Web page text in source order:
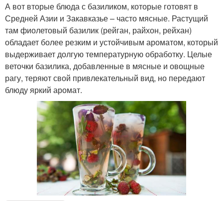
А вот вторые блюда с базиликом, которые готовят в
Средней Азии и Закавказье – часто мясные. Растущий
там фиолетовый базилик (рейган, райхон, рейхан)
обладает более резким и устойчивым ароматом, который
выдерживает долгую температурную обработку. Целые
веточки базилика, добавленные в мясные и овощные
рагу, теряют свой привлекательный вид, но передают
блюду яркий аромат.